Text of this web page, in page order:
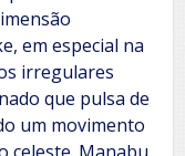
em especial na
irregulares
que pulsa de
um movimento